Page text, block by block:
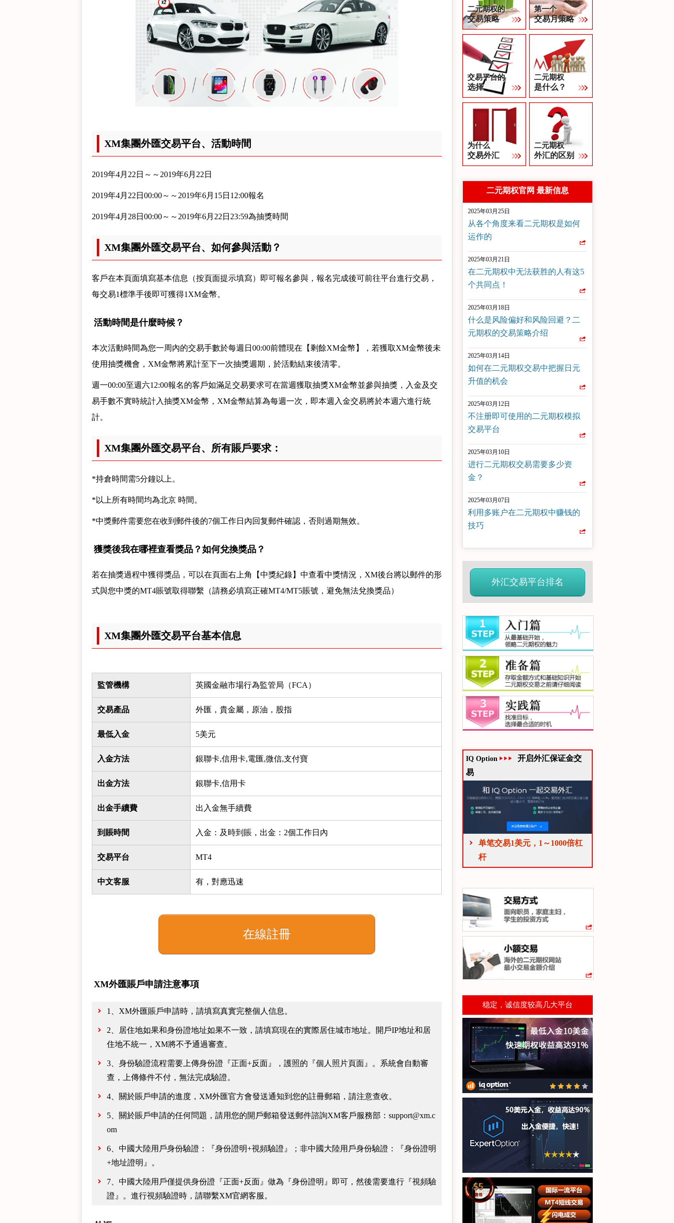
XM集團外匯交易平台、活動時間
2019年4月22日～～2019年6月22日
2019年4月22日00:00～～2019年6月15日12:00報名
2019年4月28日00:00～～2019年6月22日23:59為抽獎時間
XM集團外匯交易平台、如何參與活動？
客戶在本頁面填寫基本信息（按頁面提示填寫）即可報名參與，報名完成後可前往平台進行交易，
每交易1標準手後即可獲得1XM金幣。
活動時間是什麼時候？
本次活動時間為您一周內的交易手數於每週日00:00前體現在【剩餘XM金幣】，若獲取XM金幣後未
使用抽獎機會，XM金幣將累計至下一次抽獎週期，於活動結束後清零。
週一00:00至週六12:00報名的客戶如滿足交易要求可在當週獲取抽獎XM金幣並參與抽獎，入金及交
易手數不實時統計入抽獎XM金幣，XM金幣結算為每週一次，即本週入金交易將於本週六進行統
計。
XM集團外匯交易平台、所有賬戶要求：
*持倉時間需5分鐘以上。
*以上所有時間均為北京 時間。
*中獎郵件需要您在收到郵件後的7個工作日內回复郵件確認，否則過期無效。
獲獎後我在哪裡查看獎品？如何兌換獎品？
若在抽獎過程中獲得獎品，可以在頁面右上角【中獎紀錄】中查看中獎情況，XM後台將以郵件的形
式與您中獎的MT4賬號取得聯繫（請務必填寫正確MT4/MT5賬號，避免無法兌換獎品）
XM集團外匯交易平台基本信息
監管機構 英國金融市場行為監管局（FCA）
交易產品 外匯，貴金屬，原油，股指
最低入金 5美元
入金方法 銀聯卡,信用卡,電匯,微信,支付寶
出金方法 銀聯卡,信用卡
出金手續費 出入金無手續費
到賬時間 入金：及時到賬，出金：2個工作日內
交易平台 MT4
中文客服 有，對應迅速
在線註冊
XM外匯賬戶申請注意事項
1、XM外匯賬戶申請時，請填寫真實完整個人信息。
2、居住地如果和身份證地址如果不一致，請填寫現在的實際居住城市地址。開戶IP地址和居
住地不統一，XM將不予通過審查。
3、身份驗證流程需要上傳身份證『正面+反面』，護照的『個人照片頁面』。系統會自動審
查，上傳條件不付，無法完成驗證。
4、關於賬戶申請的進度，XM外匯官方會發送通知到您的註冊郵箱，請注意查收。
5、關於賬戶申請的任何問題，請用您的開戶郵箱發送郵件諮詢XM客戶服務部：support@xm.c
om
6、中國大陸用戶身份驗證：『身份證明+視頻驗證』；非中國大陸用戶身份驗證：『身份證明
+地址證明』。
7、中國大陸用戶僅提供身份證『正面+反面』做為『身份證明』即可，然後需要進行『視頻驗
證』。進行視頻驗證時，請聯繫XM官網客服。
二元期权的
交易策略
第一个
交易月策略
交易平台的
选择
二元期权
是什么？
为什么
交易外汇
二元期权
外汇的区别
二元期权官网 最新信息
2025年03月25日
从各个角度来看二元期权是如何
运作的
2025年03月21日
在二元期权中无法获胜的人有这5
个共同点！
2025年03月18日
什么是风险偏好和风险回避？二
元期权的交易策略介绍
2025年03月14日
如何在二元期权交易中把握日元
升值的机会
2025年03月12日
不注册即可使用的二元期权模拟
交易平台
2025年03月10日
进行二元期权交易需要多少资
金？
2025年03月07日
利用多账户在二元期权中赚钱的
技巧
外汇交易平台排名
IQ Option
开启外汇保证金交
易
单笔交易1美元，1～1000倍杠
杆
稳定，诚信度较高几大平台